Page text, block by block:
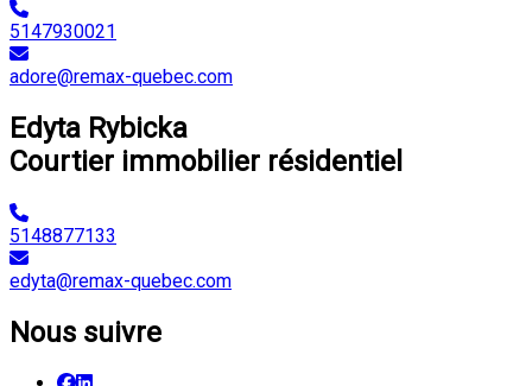
5147930021
adore@remax-quebec.com
Edyta Rybicka
Courtier immobilier résidentiel
5148877133
edyta@remax-quebec.com
Nous suivre